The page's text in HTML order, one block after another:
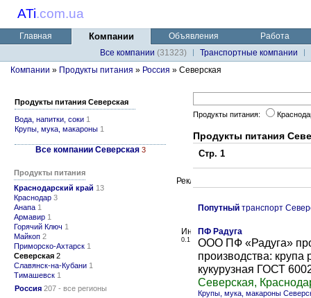
ATi.com.ua
Главная Компании Объявления
Работа
Все компании (31323)
Транспортные компании
Компании » Продукты питания » Россия » Северская
Продукты питания Северская
Вода, напитки, соки 1
Крупы, мука, макароны 1
Все компании Северская 3
Продукты питания
Краснодарский край 13
Краснодар 3
Анапа 1
Армавир 1
Горячий Ключ 1
Майкоп 2
Приморско-Ахтарск 1
Северская 2
Славянск-на-Кубани 1
Тимашевск 1
Россия 207 - все регионы
Продукты питания:
Продукты питания
Стр. 1
Попутный транспорт
0.1
ПФ Радуга
ООО ПФ «Радуга»
производства:
кукурузная ГОСТ
Северская,
Крупы, мука, макароны